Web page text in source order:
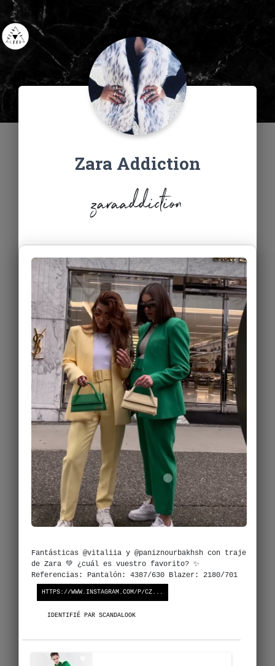
Zara Addiction
zaraaddiction
Fantásticas @vitaliia y @paniznourbakhsh con traje
de Zara 💚 ¿cuál es vuestro favorito? ✨
Referencias: Pantalón: 4387/630 Blazer: 2180/701
HTTPS://WWW.INSTAGRAM.COM/P/CZ...
IDENTIFIÉ PAR SCANDALOOK